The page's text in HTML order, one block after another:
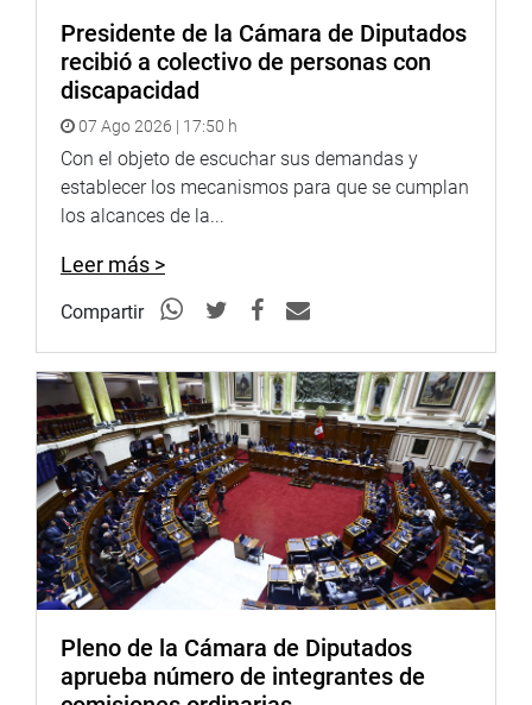
(Ministerio de Vivienda, Saneamiento y Construcción)
deben ser priorizados en las zonas de influencia para
potencializar el beneficio de la inversión realizada.
Sobre la promoción del deporte, señala que los
programas de masificación deportiva del Instituto
Nacional del Deporte (IPD) “Academia” (Ministerio de
Educación) deben reorientarse en las zonas de influencia
en conjunción con la educación física y a los deportes
que se realizaran en la nueva infraestructura.
Asimismo, el Programa de Incentivos a la mejora de
Gestión Municipal (Ministerios de Economía y Finanzas)
debería implementarse nuevamente, especialmente en las
zonas de influencia.
Visitas a instalaciones
El grupo de trabajo cumplió con su labor de control
político y fiscalización, realizó visitas a las instalaciones
de la Villa Panamericana ubicada en el distrito de Villa El
Salvador en la que el presidente del Comité Organizador
explicó los avances de la construcción del complejo
deportivo, que al término de la obra podrá recibir a más
Presidente de la Cámara de Diputados
recibió a colectivo de personas con
discapacidad
07 Ago 2026 | 17:50 h
Con el objeto de escuchar sus demandas y
establecer los mecanismos para que se cumplan
los alcances de la...
Leer más >
Compartir
Pleno de la Cámara de Diputados
aprueba número de integrantes de